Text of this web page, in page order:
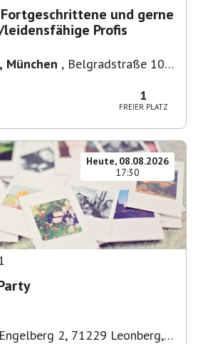
und gerne
Profis
München , Belgradstraße 104,
1
FREIER PLATZ
Heute, 08.08.2026
17:30
Engelberg 2, 71229 Leonberg,